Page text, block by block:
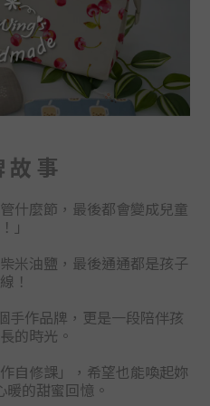
故 事
什麼節，最後都會變成兒童
」
米油鹽，最後通通都是孩子
！
手作品牌，更是一段陪伴孩
的時光。
自修課」
， 希望也能喚起妳
的甜蜜回憶。